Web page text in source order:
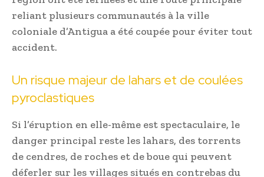
reliant plusieurs communautés à la ville
coloniale d’Antigua a été coupée pour éviter tout
accident.
Un risque majeur de lahars et de coulées
pyroclastiques
Si l’éruption en elle-même est spectaculaire, le
danger principal reste les lahars, des torrents
de cendres, de roches et de boue qui peuvent
déferler sur les villages situés en contrebas du